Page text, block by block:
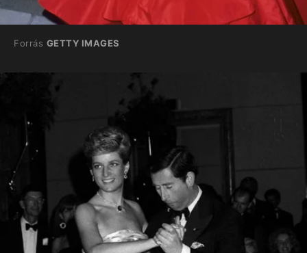
Forrás GETTY IMAGES